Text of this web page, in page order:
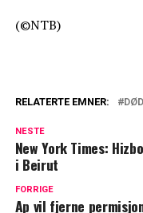
(©NTB)
RELATERTE EMNER:
NESTE
New York Times:
i Beirut
FORRIGE
Ap vil fjerne